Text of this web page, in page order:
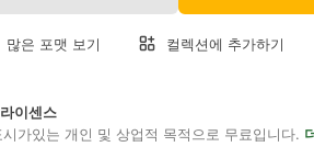
많은 포맷 보기 컬렉션에 추가하기
이센스
가있는 개인 및 상업적 목적으로 무료입니다.